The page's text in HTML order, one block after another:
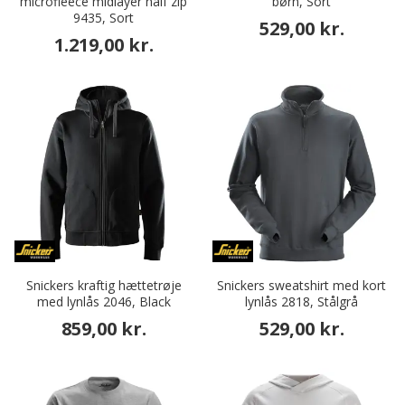
9435, Sort
1.219,00 kr.
529,00 kr.
Snickers kraftig hættetrøje
med lynlås 2046, Black
859,00 kr.
Snickers sweatshirt med kort
lynlås 2818, Stålgrå
529,00 kr.